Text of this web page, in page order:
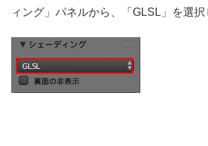
ィング」パネルから、「GLSL」を選択